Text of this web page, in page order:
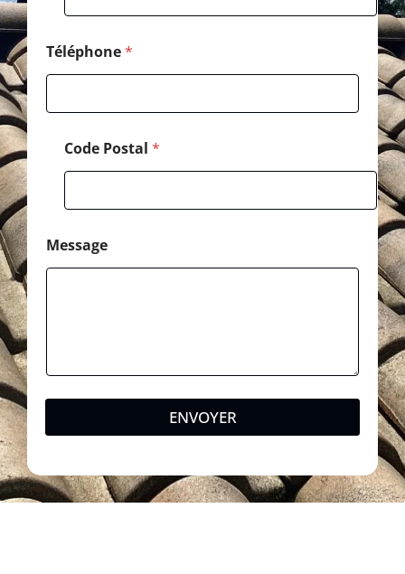
T
Téléphone*
Code Postal *
Message
ENVOYER